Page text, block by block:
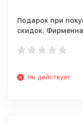
Подарок при
скидок:
Не действует